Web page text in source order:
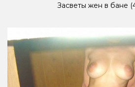
Засветы жен в бане